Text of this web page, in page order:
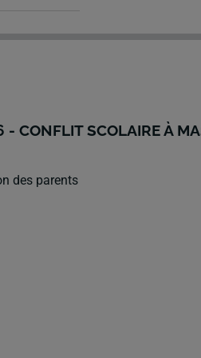
SCOLAIRE À
des parents